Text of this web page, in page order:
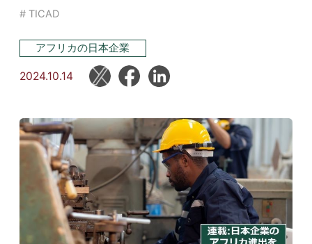
# TICAD
アフリカの日本企業
2024.10.14